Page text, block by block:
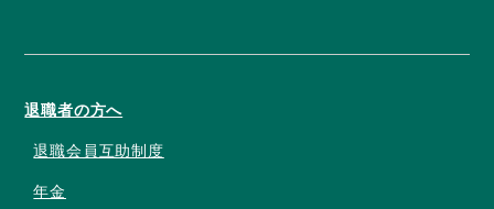
退職者の方へ
退職会員互助制度
年金